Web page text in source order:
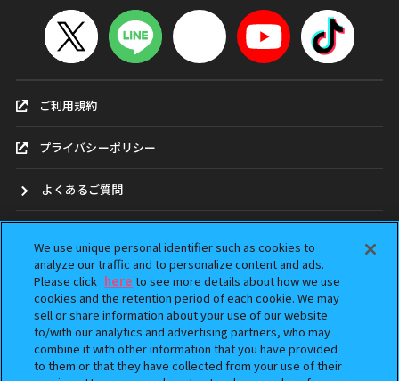
ご利用規約
プライバシーポリシー
よくあるご質問
ガシャポンどこ？
アンケート
ウェブアクセシビリティ方針
We use unique personal identifier such as cookies to
analyze our traffic and to personalize content and ads.
Please click here to see more details about how we use
cookies and the retention period of each cookie. We may
sell or share information about your use of our website
to/with our analytics and advertising partners, who may
combine it with other information that you have provided
to them or that they have collected from your use of their